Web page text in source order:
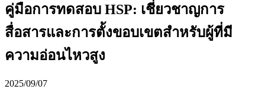
คู่มือการทดสอบ HSP: เชี่ยวชาญการ
สื่อสารและการตั้งขอบเขตสำหรับผู้ที่มี
ความอ่อนไหวสูง
2025/09/07